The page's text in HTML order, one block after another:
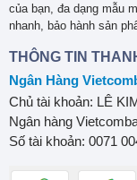
của bạn, đa dạng mẫu
nhanh, bảo hành sản
THÔNG TIN
Ngân Hàng
Chủ tài khoản: LÊ
Ngân hàng
Số tài khoản: 0071